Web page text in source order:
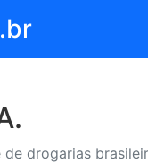
de drogarias